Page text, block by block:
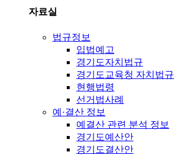
자료실
법규정보
입법예고
경기도자치법규
경기도교육청 자치법규
현행법령
선거법사례
예·결산 정보
예결산 관련 분석 정보
경기도예산안
경기도결산안